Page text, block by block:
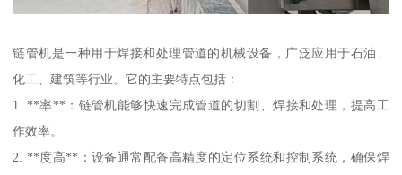
链管机是一种用于焊接和处理管道的机械设备，广泛应用于石油、
化工、建筑等行业。它的主要特点包括：
1. **率**：链管机能够快速完成管道的切割、焊接和处理，提高工
作效率。
2. **度高**：设备通常配备高精度的定位系统和控制系统，确保焊